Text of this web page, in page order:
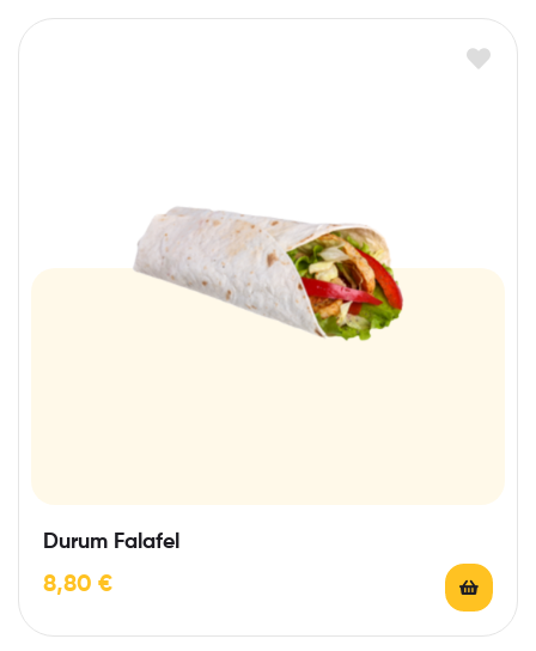
Durum Falafel
8,80 €